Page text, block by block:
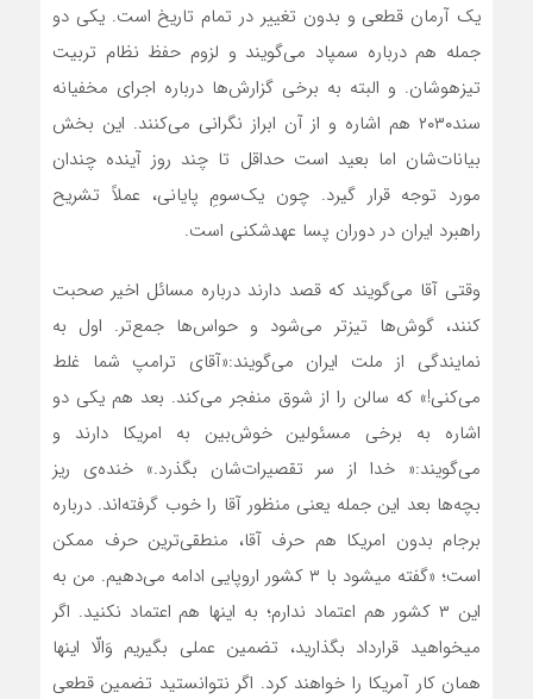
یک آرمان قطعی و بدون تغییر در تمام تاریخ است. یکی دو
جمله هم درباره سمپاد می‌گویند و لزوم حفظ نظام تربیت
تیزهوشان. و البته به برخی گزارش‌ها درباره اجرای مخفیانه
سند۲۰۳۰ هم اشاره و از آن ابراز نگرانی می‌کنند. این بخش
بیانات‌شان اما بعید است حداقل تا چند روز آینده چندان
مورد توجه قرار گیرد. چون یک‌سومِ پایانی، عملاً تشریح
راهبرد ایران در دوران پسا عهدشکنی است.
وقتی آقا می‌گویند که قصد دارند درباره مسائل اخیر صحبت
کنند، گوش‌ها تیزتر می‌شود و حواس‌ها جمع‌تر. اول به
نمایندگی از ملت ایران می‌گویند:«آقای ترامپ شما غلط
می‌کنی!» که سالن را از شوق منفجر می‌کند. بعد هم یکی دو
اشاره به برخی مسئولین خوش‌بین به امریکا دارند و
می‌گویند:« خدا از سر تقصیرات‌شان بگذرد.» خنده‌ی ریز
بچه‌ها بعد این جمله یعنی منظور آقا را خوب گرفته‌اند. درباره
برجام بدون امریکا هم حرف آقا، منطقی‌ترین حرف ممکن
است؛ «گفته میشود با ۳ کشور اروپایی ادامه می‌دهیم. من به
این ۳ کشور هم اعتماد ندارم؛ به اینها هم اعتماد نکنید. اگر
میخواهید قرارداد بگذارید، تضمین عملی بگیریم وَالّا اینها
همان کار آمریکا را خواهند کرد. اگر نتوانستید تضمین قطعی